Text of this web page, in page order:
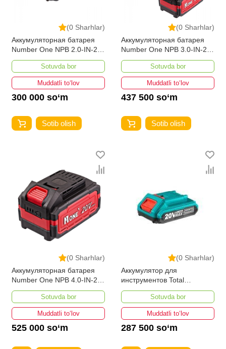
(0 Sharhlar)
Аккумуляторная батарея
Number One NPB 2.0-IN-20
PRO INDUSTRIAL
Sotuvda bor
Muddatli to‘lov
300 000 so‘m
Sotib olish
(0 Sharhlar)
Аккумуляторная батарея
Number One NPB 3.0-IN-20
PRO INDUSTRIAL
Sotuvda bor
Muddatli to‘lov
437 500 so‘m
Sotib olish
(0 Sharhlar)
Аккумуляторная батарея
Number One NPB 4.0-IN-20
PRO INDUSTRIAL
Sotuvda bor
Muddatli to‘lov
525 000 so‘m
(0 Sharhlar)
Аккумулятор для
инструментов Total
TFBLI20011
Sotuvda bor
Muddatli to‘lov
287 500 so‘m